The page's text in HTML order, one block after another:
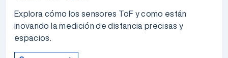
Explora cómo los sensores ToF y como están
inovando la medición de distancia precisas y
espacios.